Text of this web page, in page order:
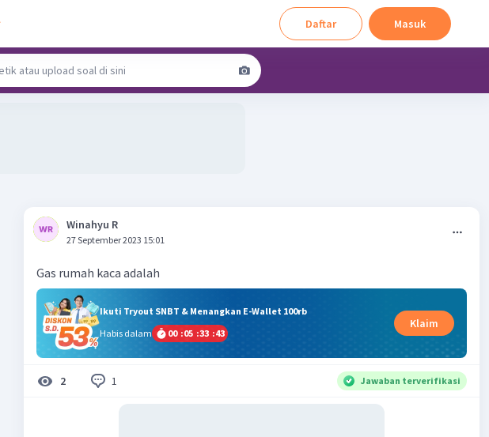
Daftar Masuk
Winahyu R
27 September 2023 15:01
Gas rumah kaca adalah
Ikuti Tryout SNBT & Menangkan E-Wallet 100rb
Habis dalam
00 :05 :33 :42
Klaim
2 1 Jawaban terverifikasi